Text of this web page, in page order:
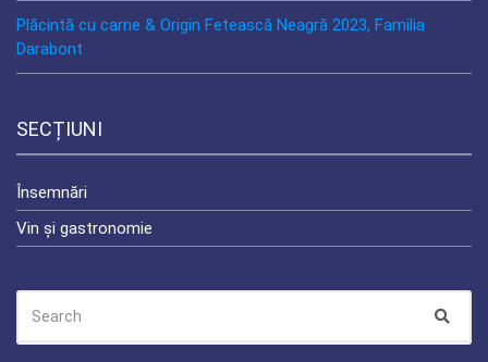
Plăcintă cu carne & Origin Fetească Neagră 2023, Familia
Darabont
SECȚIUNI
Însemnări
Vin și gastronomie
FOR: